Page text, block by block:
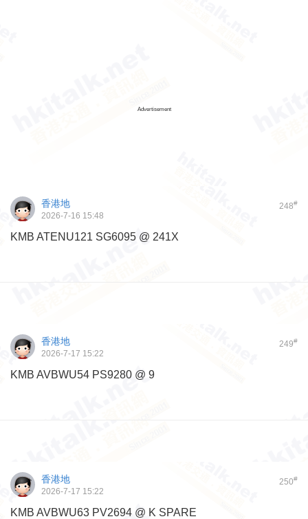
Advertisement
248#
香港地
2026-7-16 15:48
KMB ATENU121 SG6095 @ 241X
249#
香港地
2026-7-17 15:22
KMB AVBWU54 PS9280 @ 9
250#
香港地
2026-7-17 15:22
KMB AVBWU63 PV2694 @ K SPARE